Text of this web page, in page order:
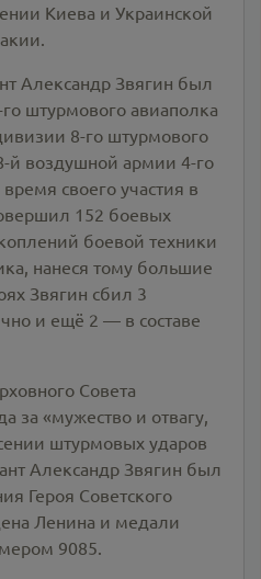
Киева и Украинской
Александр Звягин был
штурмового авиаполка
8-го штурмового
й воздушной армии 4-го
своего участия в
152 боевых
боевой техники
нанеся тому большие
Звягин сбил 3
и ещё 2 — в составе
Совета
за «мужество и отвагу,
штурмовых ударов
Александр Звягин был
Героя Советского
Ленина и медали
9085.